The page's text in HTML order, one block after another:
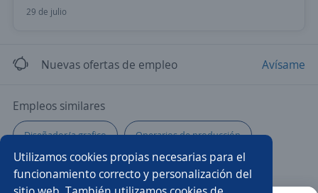
Utilizamos cookies propias necesarias para el
funcionamiento correcto y personalización del
29 de julio
Nuevas ofertas de empleo Avísame
Empleos similares
Diseñador/a grafico Operarios de producción
Cajero/a Operador/a logístico Metalurgista